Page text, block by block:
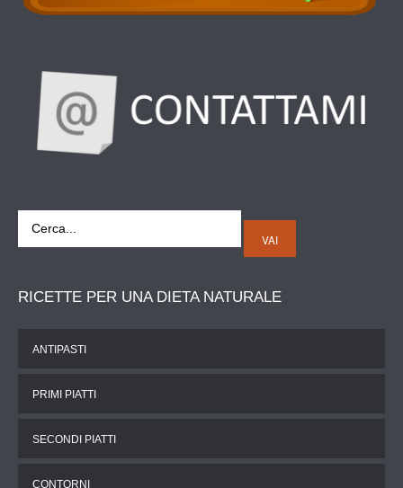
VAI
RICETTE PER UNA DIETA NATURALE
ANTIPASTI
PRIMI PIATTI
SECONDI PIATTI
CONTORNI